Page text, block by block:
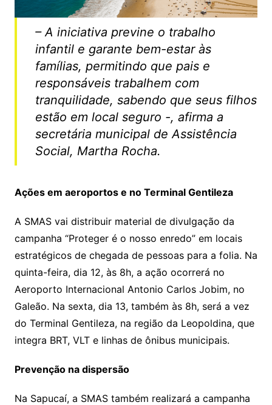
– A iniciativa previne o trabalho
infantil e garante bem-estar às
famílias, permitindo que pais e
responsáveis trabalhem com
tranquilidade, sabendo que seus filhos
estão em local seguro -, afirma a
secretária municipal de Assistência
Social, Martha Rocha.
Ações em aeroportos e no Terminal Gentileza
A SMAS vai distribuir material de divulgação da
campanha “Proteger é o nosso enredo” em locais
estratégicos de chegada de pessoas para a folia. Na
quinta-feira, dia 12, às 8h, a ação ocorrerá no
Aeroporto Internacional Antonio Carlos Jobim, no
Galeão. Na sexta, dia 13, também às 8h, será a vez
do Terminal Gentileza, na região da Leopoldina, que
integra BRT, VLT e linhas de ônibus municipais.
Prevenção na dispersão
Na Sapucaí, a SMAS também realizará a campanha